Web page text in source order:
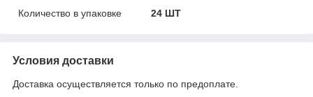
Количество в упаковке
24 ШТ
Условия доставки
Доставка осуществляется только по предоплате.